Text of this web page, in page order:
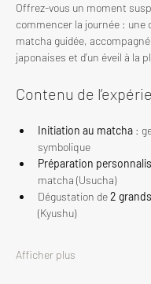
Offrez-vous un moment
commencer la journée : une
matcha guidée,
japonaises et d’un éveil à la
Contenu de
Initiation au matcha :
symbolique
Préparation
matcha (Usucha)
Dégustation de 2
(Kyushu)
Afficher plus